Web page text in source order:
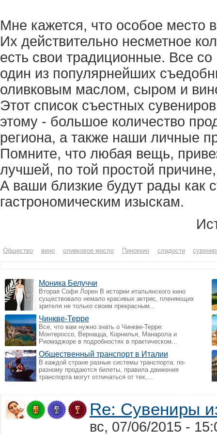
Мне кажется, что особое место
Их действительно несметное
есть свои традиционные. Все
один из популярнейших
оливковым маслом, сыром и
Этот список съестных
этому - большое количество
региона, а также наши личные
Помните, что любая вещь,
лучшей, по той простой
А ваши близкие будут рады как
гастрономическим изыскам.
Общество вино оливковое масло Пиноккио сладости
Моника Белуччи
Вторая Софи Лорен В истории итальянского кино
существовало немало красивых актрис, пленяющих
зрителя не только своим прекрасным...
Чинкве-Терре
Все, что вам нужно знать о Чинкве-Терре:
Монтероссо, Вернацца, Корнилья, Манарола и
Риомаджоре в подробностях в практическом...
Общественный транспорт в Италии
В каждой стране разные системы транспорта: по-
разному продаются билеты, правила движения
транспорта могут отличаться от тех,...
Re: Сувениры
вс, 07/06/2015 -